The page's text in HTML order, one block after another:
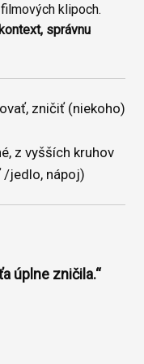
klipoch.
správnu
zničiť (niekoho)
z vyšších kruhov
jedlo, nápoj)
úplne zničila.“